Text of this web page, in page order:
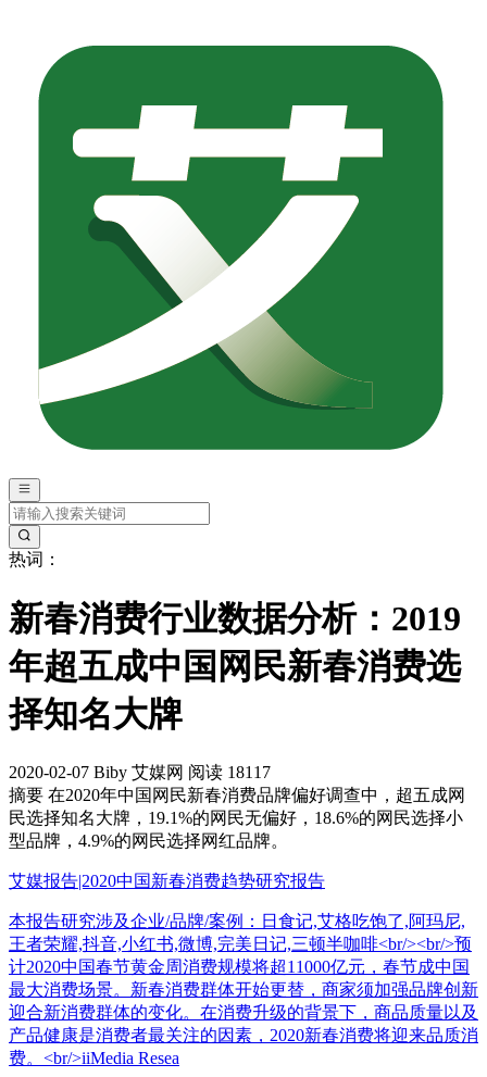
热词：
新春消费行业数据分析：2019
年超五成中国网民新春消费选
择知名大牌
2020-02-07 Biby 艾媒网 阅读 18117
摘要 在2020年中国网民新春消费品牌偏好调查中，超五成网
民选择知名大牌，19.1%的网民无偏好，18.6%的网民选择小
型品牌，4.9%的网民选择网红品牌。
艾媒报告|2020中国新春消费趋势研究报告
本报告研究涉及企业/品牌/案例：日食记,艾格吃饱了,阿玛尼,
王者荣耀,抖音,小红书,微博,完美日记,三顿半咖啡<br/><br/>预
计2020中国春节黄金周消费规模将超11000亿元，春节成中国
最大消费场景。新春消费群体开始更替，商家须加强品牌创新
迎合新消费群体的变化。在消费升级的背景下，商品质量以及
产品健康是消费者最关注的因素，2020新春消费将迎来品质消
费。<br/>iiMedia Resea